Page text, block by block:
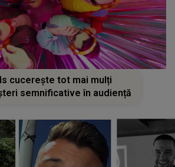
cucerește tot mai mulți
semnificative în audiență